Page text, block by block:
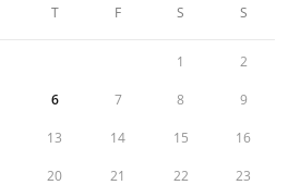
T F S S
1 2
6 7 8 9
13 14 15 16
20 21 22 23